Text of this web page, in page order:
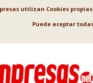
utilizan Cookies
Puede aceptar